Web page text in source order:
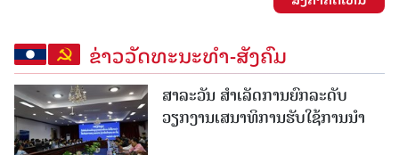
ຂ່າວວັດທະນະທຳ-ສັງຄົມ
ສາລະວັນ ສໍາເລັດການຍົກລະດັບ
ວຽກງານເສນາທິການຮັບໃຊ້ການນໍາ